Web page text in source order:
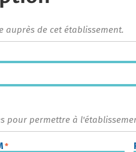
auprès de cet établissement.
pour permettre à
*